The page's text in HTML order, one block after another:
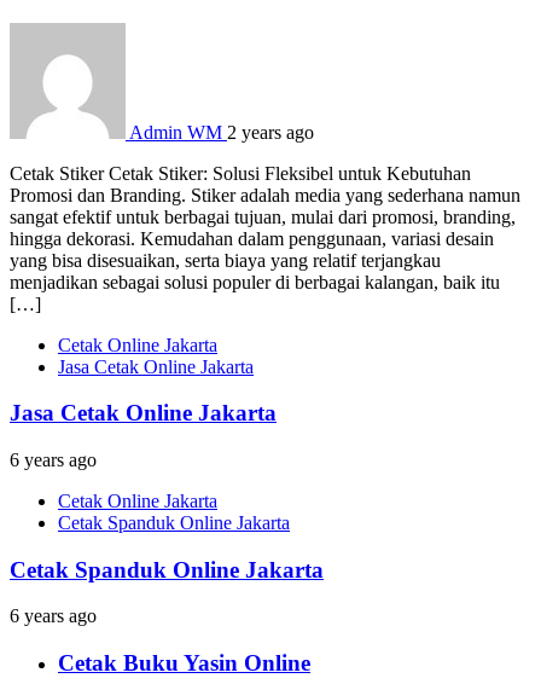
Admin WM 2 years ago
Cetak Stiker Cetak Stiker: Solusi Fleksibel untuk Kebutuhan
Promosi dan Branding. Stiker adalah media yang sederhana namun
sangat efektif untuk berbagai tujuan, mulai dari promosi, branding,
hingga dekorasi. Kemudahan dalam penggunaan, variasi desain
yang bisa disesuaikan, serta biaya yang relatif terjangkau
menjadikan sebagai solusi populer di berbagai kalangan, baik itu
[…]
Cetak Online Jakarta
Jasa Cetak Online Jakarta
Jasa Cetak Online Jakarta
6 years ago
Cetak Online Jakarta
Cetak Spanduk Online Jakarta
Cetak Spanduk Online Jakarta
6 years ago
Cetak Buku Yasin Online